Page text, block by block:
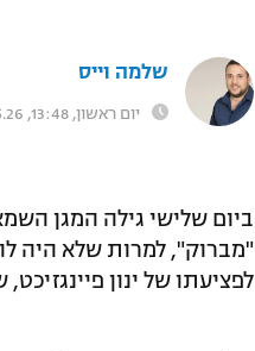
שלמה וייס
יום ראשון, 13:48, 31.05.26
ביום שלישי גילה המגן
"מברוק", למרות שלא היה
לפציעתו של ינון